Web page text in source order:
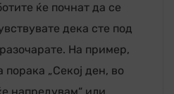
ќе почнат да се
дека сте под
На пример,
„Секој ден, во